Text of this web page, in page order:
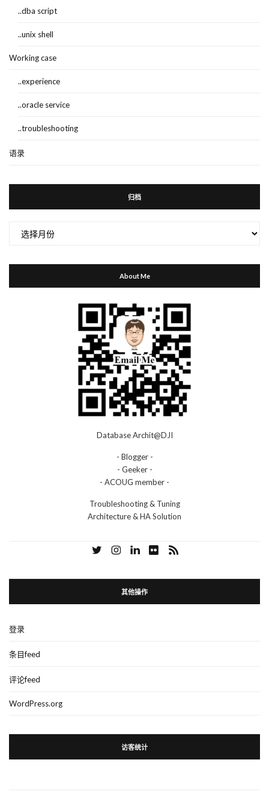
..dba script
..unix shell
Working case
..experience
..oracle service
..troubleshooting
语录
归档
About Me
Database Archit@DJI
- Blogger -
- Geeker -
- ACOUG member -
Troubleshooting & Tuning
Architecture & HA Solution
其他操作
登录
条目feed
评论feed
WordPress.org
访客统计